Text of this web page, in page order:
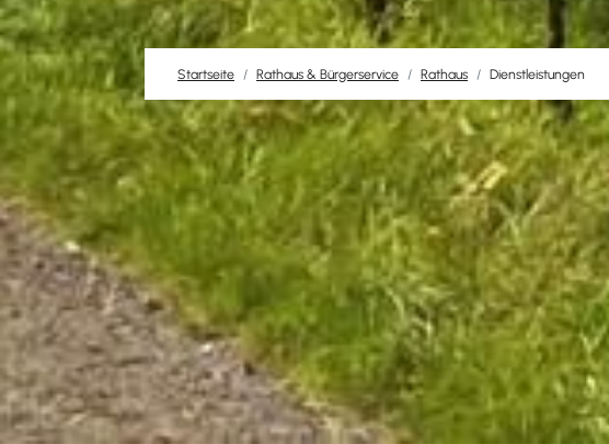
Startseite Rathaus & Bürgerservice Rathaus Dienstleistungen